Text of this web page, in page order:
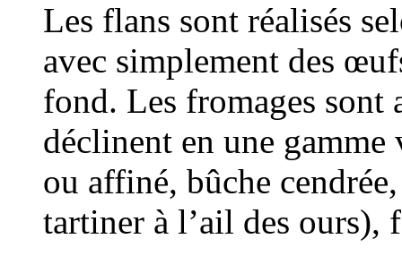
Les flans sont réalisés
avec simplement des
fond. Les fromages sont
déclinent en une
ou affiné, bûche
tartiner à l’ail des ours),